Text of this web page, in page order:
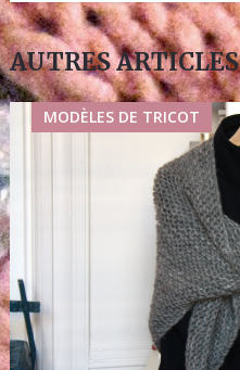
AUTRES ARTICLES
MODÈLES DE TRICOT